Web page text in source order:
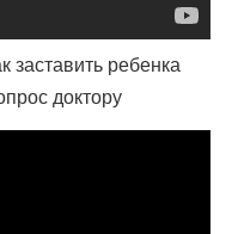
заставить ребенка
доктору